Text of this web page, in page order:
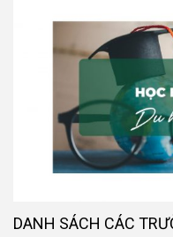
DANH SÁCH CÁC